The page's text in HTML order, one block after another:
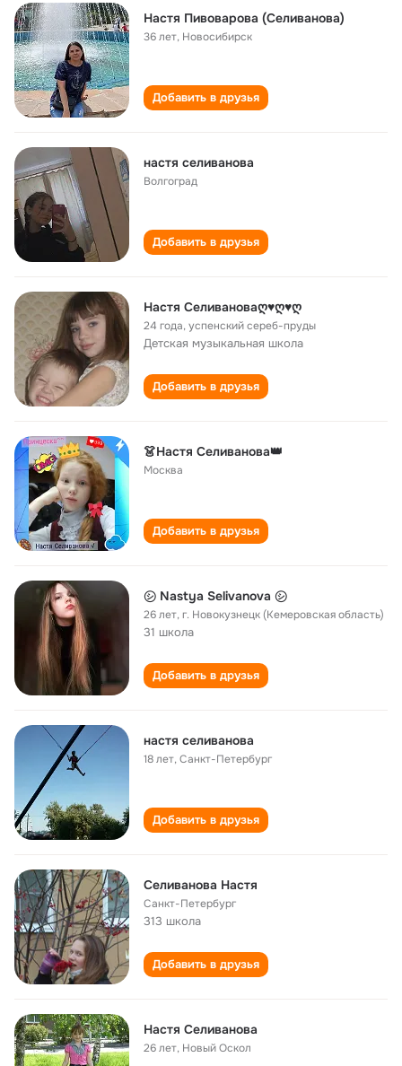
Настя Пивоварова (Селиванова)
36 лет, Новосибирск
Добавить в друзья
настя селиванова
Волгоград
Добавить в друзья
Настя Селивановаღ♥ღ♥ღ
24 года,успенский сереб-пруды
Детская музыкальная школа
Добавить в друзья
👗Настя Селиванова👑
Москва
Добавить в друзья
㋛ Nastya Selivanovа ㋛
26 лет,г. Новокузнецк (Кемеровская область)
31 школа
Добавить в друзья
настя селиванова
18 лет,Санкт-Петербург
Добавить в друзья
Селиванова Настя
Санкт-Петербург
313 школа
Добавить в друзья
Настя Селиванова
26 лет, Новый Оскол